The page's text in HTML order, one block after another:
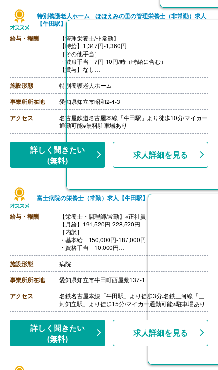
特別養護老人ホーム ほほえみの里の管理栄養士（非常勤）求人
【牛田駅】
給与・報酬
【管理栄養士/非常勤】
【時給】1,347円-1,360円
［その他手当］
・被服手当 7円-10円/時（時給に含む）
【賞与】なし
【通勤手当】あり（上限19,000円/月）
【昇給】あり（1時間あたり43円-100円）※前年度実績
【退職金】あり※勤続1年以上
施設形態 特別養護老人ホーム
事業所所在地 愛知県知立市昭和2-4-3
アクセス
名古屋鉄道名古屋本線「牛田駅」より徒歩10分/マイカー
通勤可能※無料駐車場あり
詳しく聞きたい
(無料)
求人詳細を見る
富士病院の栄養士（常勤）求人【牛田駅】
給与・報酬
【栄養士・調理師/常勤】※正社員
【月給】191,520円‐228,520円
［内訳］
・基本給 150,000円‐187,000円
・資格手当 10,000円
・調整手当 21,520円
・ベースアップ手当 10,000円※金額変動あり
［その他手当］
・05:30-14:30の勤務 1,000円/日
・家族手当 配偶者5,000円 子供3,000円※所得税法上
扶養で同居の場合
【賞与】年2回（計4.00ヶ月分）※前年度実績
【通勤手当】あり（上限22,000円/月）
績
【退職金】あり※勤続3年以上
施設形態 病院
事業所所在地 愛知県知立市牛田町西屋敷137-1
アクセス
名鉄名古屋本線「牛田駅」より徒歩3分/名鉄三河線「三
河知立駅」より徒歩15分/マイカー通勤可能※駐車場あり
詳しく聞きたい
(無料)
求人詳細を見る